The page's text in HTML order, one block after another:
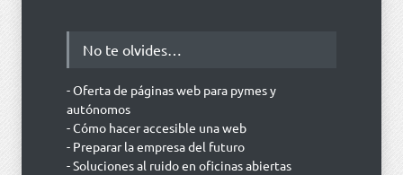
No te olvides…
- Oferta de páginas web para pymes y
autónomos
- Cómo hacer accesible una web
- Preparar la empresa del futuro
- Soluciones al ruido en oficinas abiertas